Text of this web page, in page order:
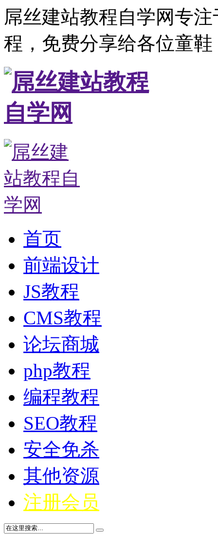
屌丝建站教程自学网专
程，免费分享给各位童
首页
前端设计
JS教程
CMS教程
论坛商城
php教程
编程教程
SEO教程
安全免杀
其他资源
注册会员